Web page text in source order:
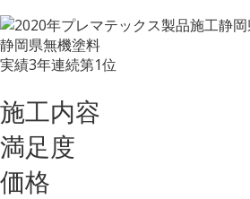
静岡県無機塗料
実績3年連続第1位
施工内容
満足度
価格